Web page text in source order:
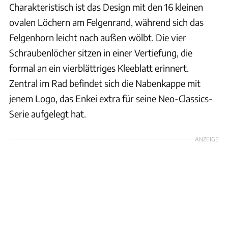
Charakteristisch ist das Design mit den 16 kleinen
ovalen Löchern am Felgenrand, während sich das
Felgenhorn leicht nach außen wölbt. Die vier
Schraubenlöcher sitzen in einer Vertiefung, die
formal an ein vierblättriges Kleeblatt erinnert.
Zentral im Rad befindet sich die Nabenkappe mit
jenem Logo, das Enkei extra für seine Neo-Classics-
Serie aufgelegt hat.
ANZEIGE